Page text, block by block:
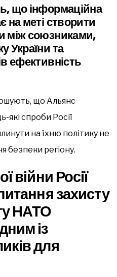
що інформаційна
на меті створити
між союзниками,
України та
ефективність
що Альянс
які спроби Росії
на їхню політику не
безпеки регіону.
війни Росії
захисту
НАТО
із
для